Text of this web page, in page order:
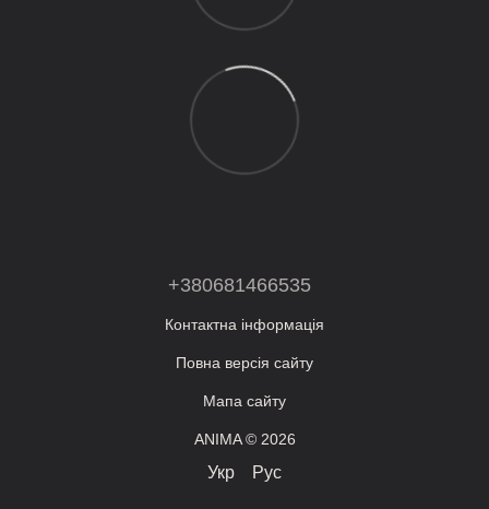
+380681466535
Контактна інформація
Повна версія сайту
Мапа сайту
ANIMA © 2026
Укр Рус